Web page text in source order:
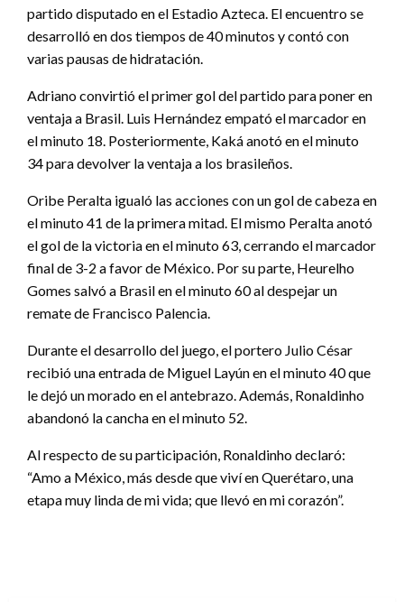
partido disputado en el Estadio Azteca. El encuentro se
desarrolló en dos tiempos de 40 minutos y contó con
varias pausas de hidratación.
Adriano convirtió el primer gol del partido para poner en
ventaja a Brasil. Luis Hernández empató el marcador en
el minuto 18. Posteriormente, Kaká anotó en el minuto
34 para devolver la ventaja a los brasileños.
Oribe Peralta igualó las acciones con un gol de cabeza en
el minuto 41 de la primera mitad. El mismo Peralta anotó
el gol de la victoria en el minuto 63, cerrando el marcador
final de 3-2 a favor de México. Por su parte, Heurelho
Gomes salvó a Brasil en el minuto 60 al despejar un
remate de Francisco Palencia.
Durante el desarrollo del juego, el portero Julio César
recibió una entrada de Miguel Layún en el minuto 40 que
le dejó un morado en el antebrazo. Además, Ronaldinho
abandonó la cancha en el minuto 52.
Al respecto de su participación, Ronaldinho declaró:
“Amo a México, más desde que viví en Querétaro, una
etapa muy linda de mi vida; que llevó en mi corazón”.